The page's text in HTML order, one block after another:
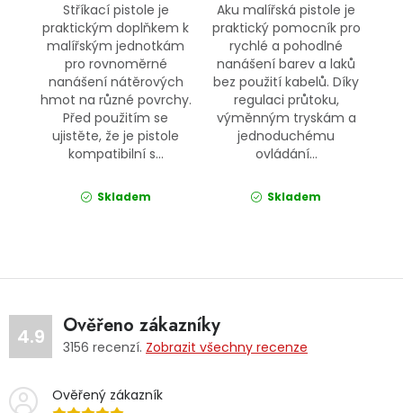
Stříkací pistole je
praktickým doplňkem k
malířským jednotkám
pro rovnoměrné
nanášení nátěrových
hmot na různé povrchy.
Před použitím se
ujistěte, že je pistole
kompatibilní s...
Skladem
Aku malířská pistole je
praktický pomocník pro
rychlé a pohodlné
nanášení barev a laků
bez použití kabelů. Díky
regulaci průtoku,
výměnným tryskám a
jednoduchému
ovládání...
Skladem
4.9 Ověřeno zákazníky
3156 recenzí. Zobrazit všechny recenze
Ověřený zákazník